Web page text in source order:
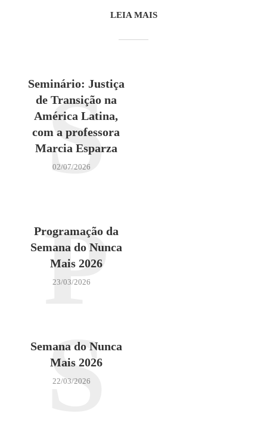
LEIA MAIS
Seminário: Justiça
de Transição na
América Latina,
com a professora
Marcia Esparza
02/07/2026
S
Programação da
Semana do Nunca
Mais 2026
23/03/2026
P
Semana do Nunca
Mais 2026
22/03/2026
S